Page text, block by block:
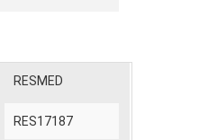
RESMED
RES17187